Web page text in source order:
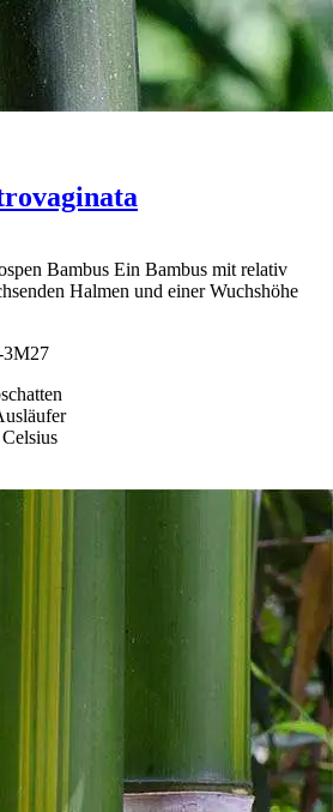
Bambus Ein Bambus mit relativ
Halmen und einer Wuchshöhe
3M27